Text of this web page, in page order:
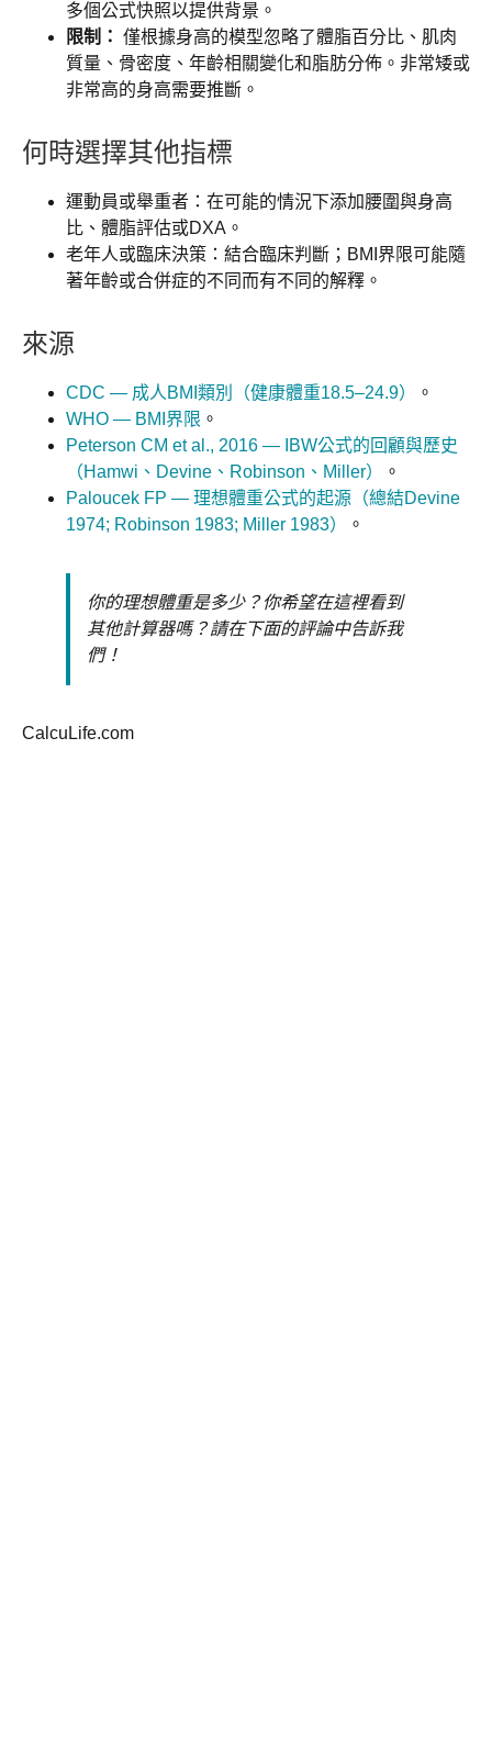
多個公式快照以提供背景。
限制： 僅根據身高的模型忽略了體脂百分比、肌肉
質量、骨密度、年齡相關變化和脂肪分佈。非常矮或
非常高的身高需要推斷。
何時選擇其他指標
運動員或舉重者：在可能的情況下添加腰圍與身高
比、體脂評估或DXA。
老年人或臨床決策：結合臨床判斷；BMI界限可能隨
著年齡或合併症的不同而有不同的解釋。
來源
CDC — 成人BMI類別（健康體重18.5–24.9）
。
WHO — BMI界限 。
Peterson CM et al., 2016 — IBW公式的回顧與歷史
（Hamwi、Devine、Robinson、Miller）
。
Paloucek FP — 理想體重公式的起源（總結Devine
1974; Robinson 1983; Miller 1983）
。
你的理想體重是多少？你希望在這裡看到
其他計算器嗎？請在下面的評論中告訴我
們！
CalcuLife.com